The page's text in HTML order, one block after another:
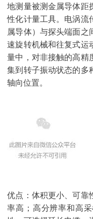
地测量被测金属导体距
性化计量工具。电涡流
属导体）与探头端面之
速旋转机械和往复式运
量中，对非接触的高精
集到转子振动状态的多
轴向位置。
优点：体积更小、可靠
率高；高分辨率和高